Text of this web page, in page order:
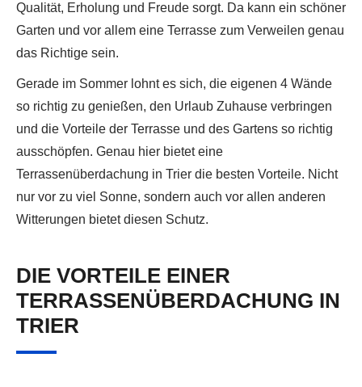
Qualität, Erholung und Freude sorgt. Da kann ein schöner
Garten und vor allem eine Terrasse zum Verweilen genau
das Richtige sein.
Gerade im Sommer lohnt es sich, die eigenen 4 Wände
so richtig zu genießen, den Urlaub Zuhause verbringen
und die Vorteile der Terrasse und des Gartens so richtig
ausschöpfen. Genau hier bietet eine
Terrassenüberdachung in Trier die besten Vorteile. Nicht
nur vor zu viel Sonne, sondern auch vor allen anderen
Witterungen bietet diesen Schutz.
DIE VORTEILE EINER
TERRASSENÜBERDACHUNG IN
TRIER